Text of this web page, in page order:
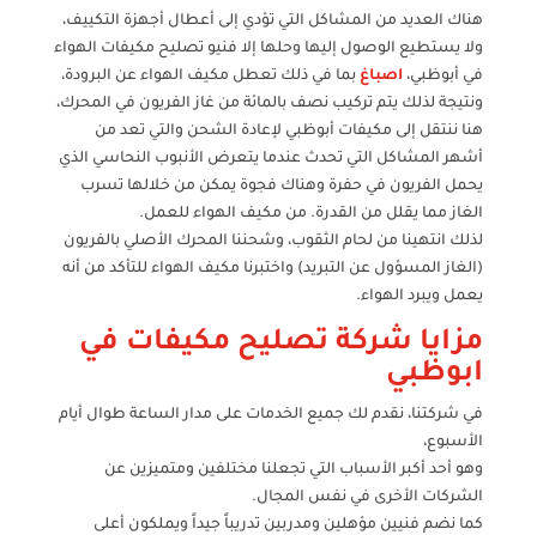
هناك العديد من المشاكل التي تؤدي إلى أعطال أجهزة التكييف،
ولا يستطيع الوصول إليها وحلها إلا فنيو تصليح مكيفات الهواء
في أبوظبي، اصباغ بما في ذلك تعطل مكيف الهواء عن البرودة،
ونتيجة لذلك يتم تركيب نصف بالمائة من غاز الفريون في المحرك،
هنا ننتقل إلى مكيفات أبوظبي لإعادة الشحن والتي تعد من
أشهر المشاكل التي تحدث عندما يتعرض الأنبوب النحاسي الذي
يحمل الفريون في حفرة وهناك فجوة يمكن من خلالها تسرب
الغاز مما يقلل من القدرة. من مكيف الهواء للعمل.
لذلك انتهينا من لحام الثقوب، وشحننا المحرك الأصلي بالفريون
(الغاز المسؤول عن التبريد) واختبرنا مكيف الهواء للتأكد من أنه
يعمل ويبرد الهواء.
مزايا شركة تصليح مكيفات في
ابوظبي
في شركتنا، نقدم لك جميع الخدمات على مدار الساعة طوال أيام
الأسبوع،
وهو أحد أكبر الأسباب التي تجعلنا مختلفين ومتميزين عن
الشركات الأخرى في نفس المجال.
كما نضم فنيين مؤهلين ومدربين تدريباً جيداً ويملكون أعلى